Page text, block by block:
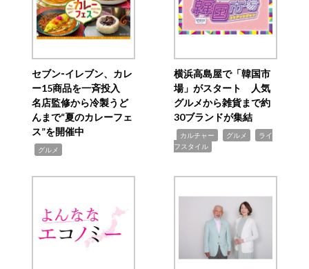
セブン‐イレブン、カレ
ー15商品を一斉投入
名店監修から冷製うど
んまで“夏のカレーフェ
ス”を開催中
グルメ
横浜高島屋で「韓国市
場」がスタート 人気
グルメから雑貨まで約
30ブランドが集結
カルチャー グルメ
ライ
フスタイル